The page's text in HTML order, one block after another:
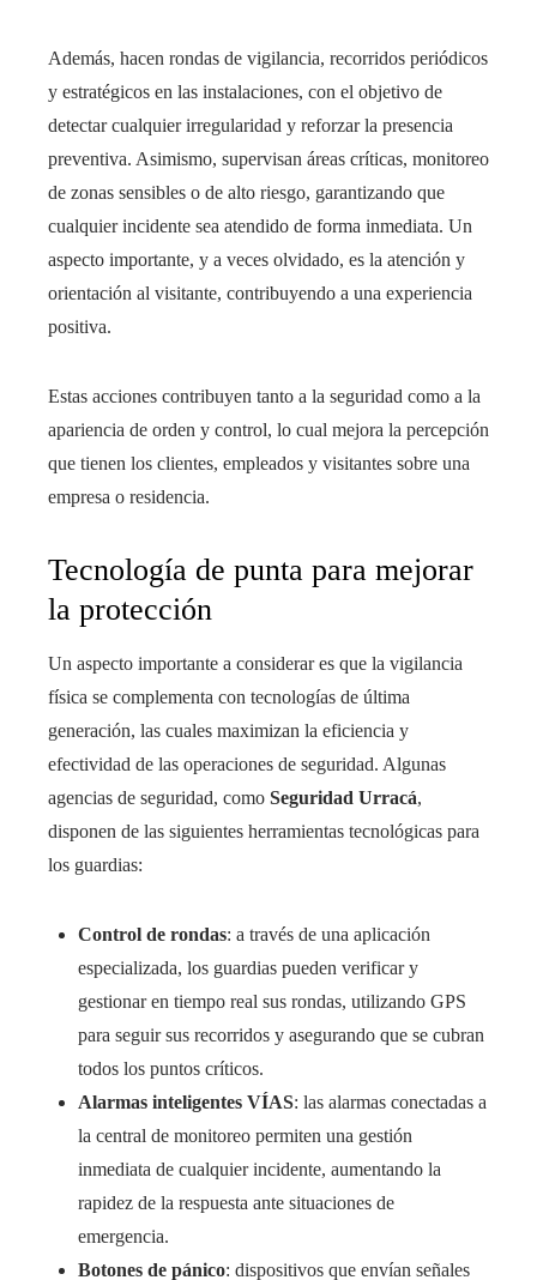
Además, hacen rondas de vigilancia, recorridos periódicos
y estratégicos en las instalaciones, con el objetivo de
detectar cualquier irregularidad y reforzar la presencia
preventiva. Asimismo, supervisan áreas críticas, monitoreo
de zonas sensibles o de alto riesgo, garantizando que
cualquier incidente sea atendido de forma inmediata. Un
aspecto importante, y a veces olvidado, es la atención y
orientación al visitante, contribuyendo a una experiencia
positiva.
Estas acciones contribuyen tanto a la seguridad como a la
apariencia de orden y control, lo cual mejora la percepción
que tienen los clientes, empleados y visitantes sobre una
empresa o residencia.
Tecnología de punta para mejorar
la protección
Un aspecto importante a considerar es que la vigilancia
física se complementa con tecnologías de última
generación, las cuales maximizan la eficiencia y
efectividad de las operaciones de seguridad. Algunas
agencias de seguridad, como Seguridad Urracá,
disponen de las siguientes herramientas tecnológicas para
los guardias:
Control de rondas: a través de una aplicación
especializada, los guardias pueden verificar y
gestionar en tiempo real sus rondas, utilizando GPS
para seguir sus recorridos y asegurando que se cubran
todos los puntos críticos.
Alarmas inteligentes VÍAS: las alarmas conectadas a
la central de monitoreo permiten una gestión
inmediata de cualquier incidente, aumentando la
rapidez de la respuesta ante situaciones de
emergencia.
Botones de pánico: dispositivos que envían señales